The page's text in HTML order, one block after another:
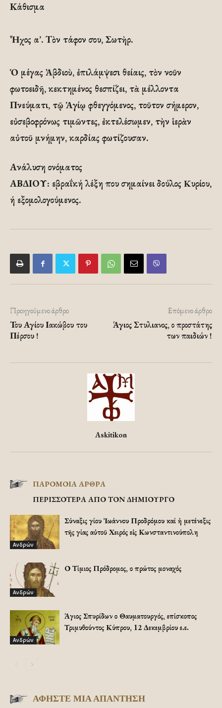
Κάθισμα
Ἦχος α’. Τὸν τάφον σου, Σωτὴρ.
Ὁ μέγας Ἀβδιοὺ, ἐπιλάμψεσι θείαις, τὸν νοῦν
φωτοειδῆ, κεκτημένος θεσπίζει, τὰ μέλλοντα
Πνεύματι, τῷ Ἁγίῳ φθεγγόμενος, τοῦτον σήμερον,
εὐσεβοφρόνως τιμῶντες, ἐκτελέσωμεν, τὴν ἱερὰν
αὐτοῦ μνήμην, καρδίας φωτίζουσαν.
Ανάλυση ονόματος
ΑΒΔΙΟΥ: εβραΐκή λέξη που σημαίνει δούλος Kυρίου,
ή εξομολογούμενος.
Προηγούμενο άρθρο
Του Αγίου Ιακώβου του
Πέρσου !
Επόμενο άρθρο
Άγιος Στυλιανος, ο προστάτης
των παιδιών !
Askitikon
ΠΑΡΟΜΟΙΑ ΑΡΘΡΑ
ΠΕΡΙΣΣΟΤΕΡΑ ΑΠΟ ΤΟΝ ΔΗΜΙΟΥΡΓΟ
Ανδρών
Σύναξις Ἁγίου Ἰωάννου Προδρόμου καί ἡ μετένεξις
τῆς Ἁγίας αὐτοῦ Χειρός εἰς Κωνσταντινούπολη
Ανδρών
Ο Τίμιος Πρόδρομος, ο πρώτος μοναχός
Ανδρών
Άγιος Σπυρίδων ο Θαυματουργός, επίσκοπος
Τριμυθούντος Κύπρου, 12 Δεκεμβρίου ε.ε.
ΑΦΗΣΤΕ ΜΙΑ ΑΠΑΝΤΗΣΗ